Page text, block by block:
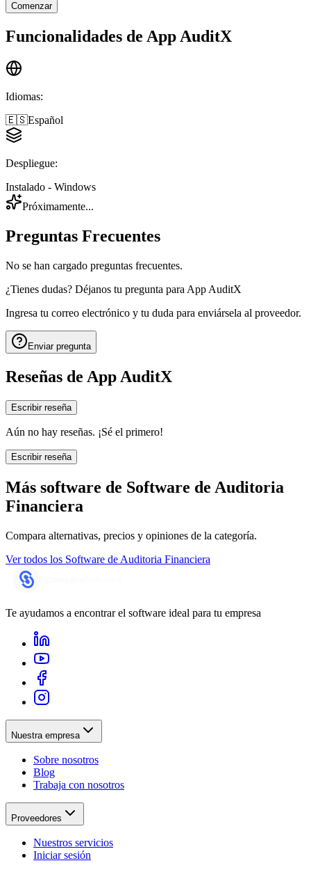
Comenzar
Funcionalidades de App AuditX
Idiomas:
🇪🇸Español
Despliegue:
Instalado - Windows
Próximamente...
Preguntas Frecuentes
No se han cargado preguntas frecuentes.
¿Tienes dudas? Déjanos tu pregunta para App AuditX
Ingresa tu correo electrónico y tu duda para enviársela al proveedor.
Enviar pregunta
Reseñas de App AuditX
Escribir reseña
Aún no hay reseñas. ¡Sé el primero!
Escribir reseña
Más software de Software de Auditoria
Financiera
Compara alternativas, precios y opiniones de la categoría.
Ver todos los Software de Auditoria Financiera
Te ayudamos a encontrar el software ideal para tu empresa
Nuestra empresa
Sobre nosotros
Blog
Trabaja con nosotros
Proveedores
Nuestros servicios
Iniciar sesión